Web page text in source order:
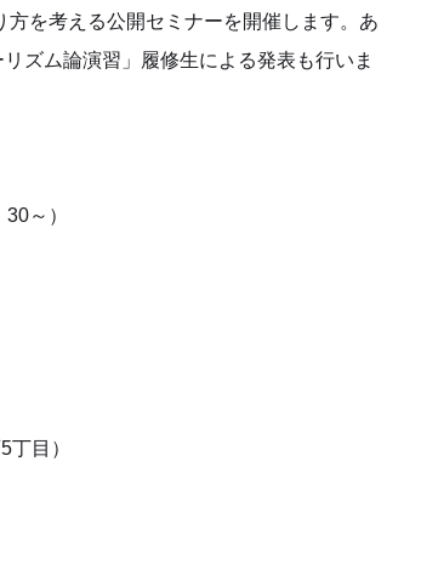
を考える公開セミナーを開催します。あ
ズム論演習」履修生による発表も行いま
～）
目）